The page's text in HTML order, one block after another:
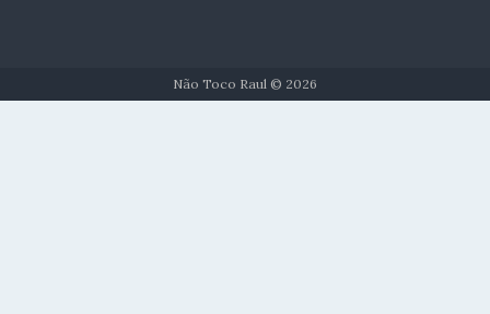
Não Toco Raul © 2026